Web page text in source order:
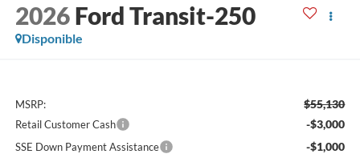
2026 Ford Transit-250
Disponible
MSRP: $55,130
Retail Customer Cash -$3,000
SSE Down Payment Assistance -$1,000